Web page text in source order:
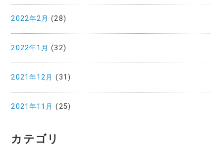
2022年2月 (28)
2022年1月 (32)
2021年12月 (31)
2021年11月 (25)
カテゴリ